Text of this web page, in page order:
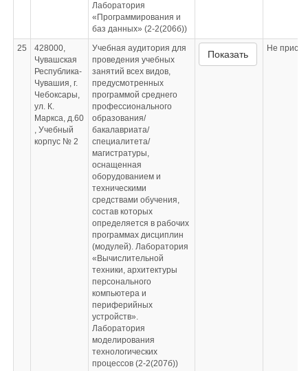
Лаборатория
«Программирования и
баз данных» (2-2(206б))
25
428000,
Чувашская
Республика-
Чувашия, г.
Чебоксары,
ул. К.
Маркса, д.60
, Учебный
корпус № 2
Учебная аудитория для
проведения учебных
занятий всех видов,
предусмотренных
программой среднего
профессионального
образования/
бакалавриата/
специалитета/
магистратуры,
оснащенная
оборудованием и
техническими
средствами обучения,
состав которых
определяется в рабочих
программах дисциплин
(модулей). Лаборатория
«Вычислительной
техники, архитектуры
персонального
компьютера и
периферийных
устройств».
Лаборатория
моделирования
технологических
процессов (2-2(207б))
Показать
Не